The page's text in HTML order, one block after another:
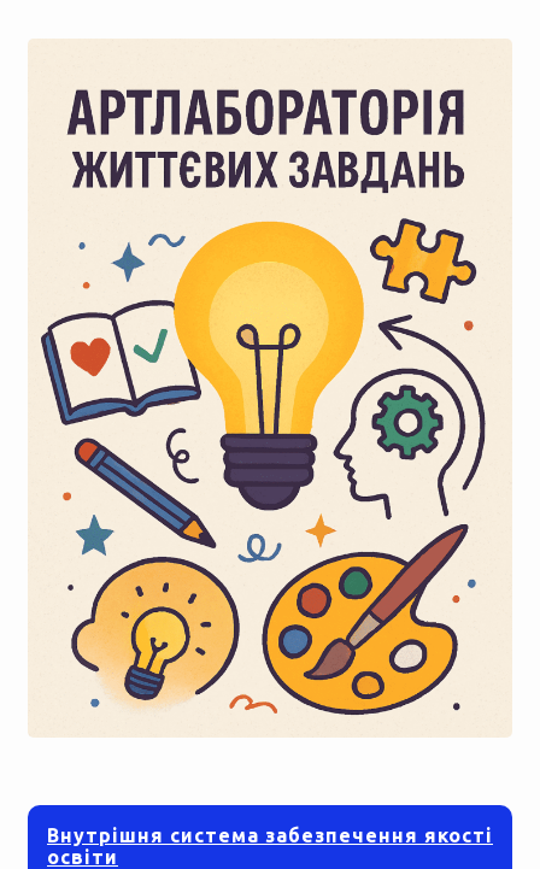
Внутрішня система забезпечення якості
освіти